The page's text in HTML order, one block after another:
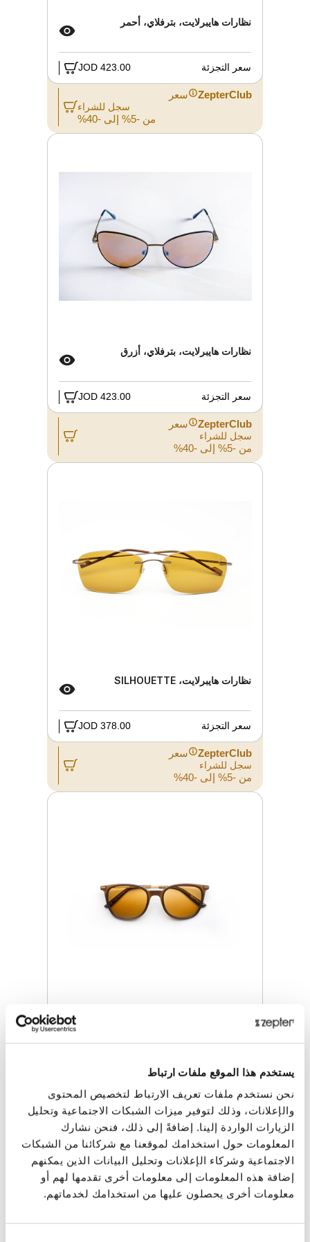
يستخدم هذا الموقع ملفات ارتباط
نحن نستخدم ملفات تعريف الارتباط لتخصيص المحتوى
والإعلانات، وذلك لتوفير ميزات الشبكات الاجتماعية وتحليل
الزيارات الواردة إلينا. إضافةً إلى ذلك، فنحن نشارك
المعلومات حول استخدامك لموقعنا مع شركائنا من الشبكات
الاجتماعية وشركاء الإعلانات وتحليل البيانات الذين يمكنهم
إضافة هذه المعلومات إلى معلومات أخرى تقدمها لهم أو
معلومات أخرى يحصلون عليها من استخدامك لخدماتهم.
نظارات هايبرلايت، بترفلاي، أحمر
سعر التجزئة 423.00 JOD
ZepterClub سعر
سجل للشراء
من -5% إلى -40%
نظارات هايبرلايت، بترفلاي، أزرق
سعر التجزئة 423.00 JOD
ZepterClub سعر
سجل للشراء
من -5% إلى -40%
نظارات هايبرلايت، SILHOUETTE
سعر التجزئة 378.00 JOD
ZepterClub سعر
سجل للشراء
من -5% إلى -40%
ZepterClub سعر
سجل للشراء
من -5% إلى -40%